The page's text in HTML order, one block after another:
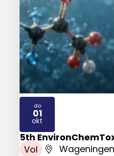
5th
Vol
Wageningen
do
01
okt
2026